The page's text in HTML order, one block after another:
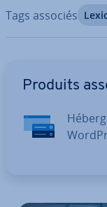
Tags associés
Produits